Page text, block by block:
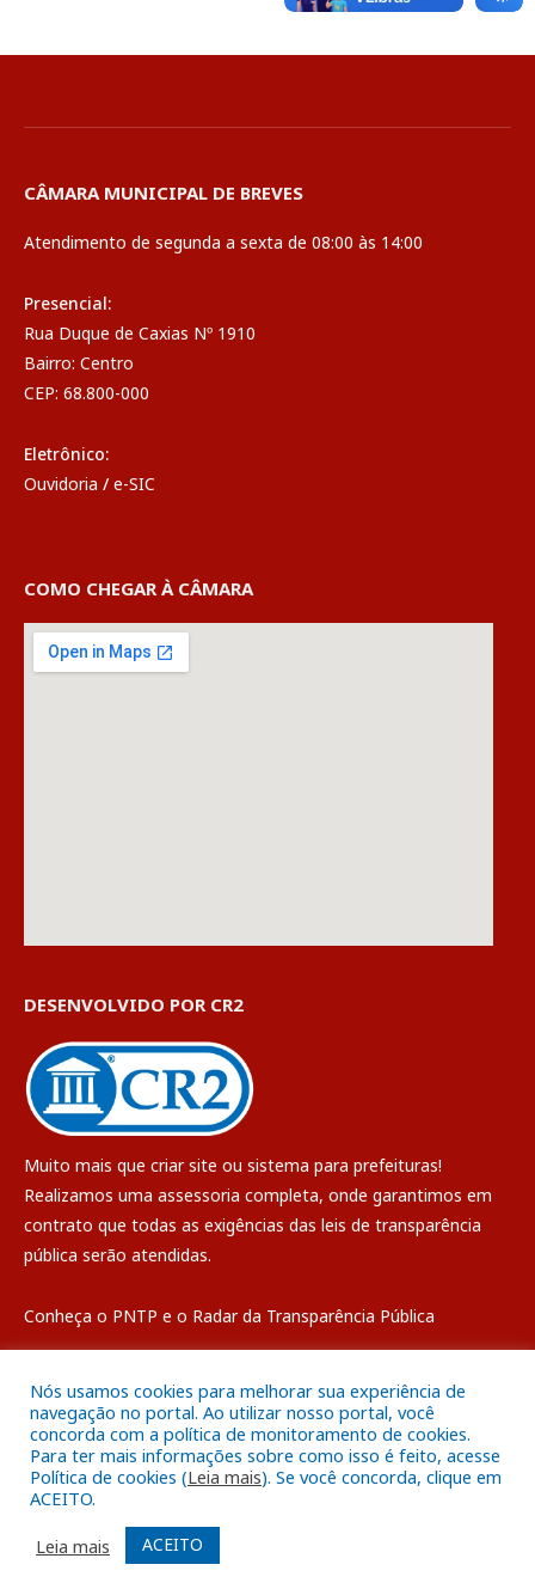
CÂMARA MUNICIPAL DE BREVES
Atendimento de segunda a sexta de 08:00 às 14:00
Presencial:
Rua Duque de Caxias Nº 1910
Bairro: Centro
CEP: 68.800-000
Eletrônico:
Ouvidoria / e-SIC
COMO CHEGAR À CÂMARA
DESENVOLVIDO POR CR2
Muito mais que criar site ou sistema para prefeituras!
Realizamos uma assessoria completa, onde garantimos em
contrato que todas as exigências das leis de transparência
pública serão atendidas.
Conheça o PNTP e o Radar da Transparência Pública
Todos os direitos reservados a Câmara Municipal de Breves
Mapa do Site
Acessar o Webmail
Nós usamos cookies para melhorar sua experiência de
navegação no portal. Ao utilizar nosso portal, você
concorda com a política de monitoramento de cookies.
Para ter mais informações sobre como isso é feito, acesse
Política de cookies (Leia mais). Se você concorda, clique em
ACEITO.
Leia mais
ACEITO